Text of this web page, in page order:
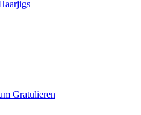
Gratulieren